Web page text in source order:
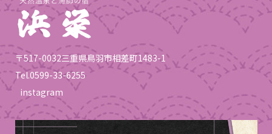
〒517-0032三重県鳥羽市相差町1483-1
Tel.0599-33-6255
instagram